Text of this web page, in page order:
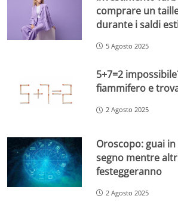
comprare un
durante i saldi
5 Agosto 2025
5+7=2
fiammifero e
2 Agosto 2025
Oroscopo: guai
segno mentre
festeggeranno
2 Agosto 2025